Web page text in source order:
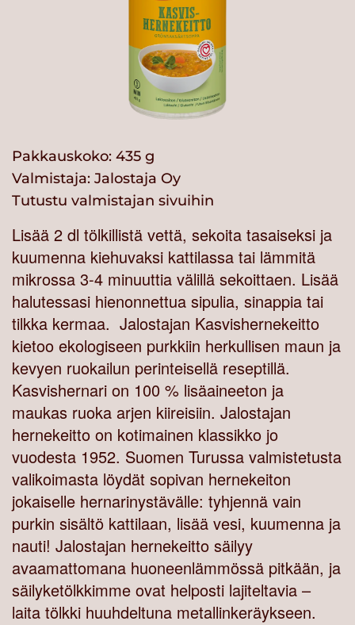
Pakkauskoko: 435 g
Valmistaja: Jalostaja Oy
Tutustu valmistajan sivuihin
Lisää 2 dl tölkillistä vettä, sekoita tasaiseksi ja
kuumenna kiehuvaksi kattilassa tai lämmitä
mikrossa 3-4 minuuttia välillä sekoittaen. Lisää
halutessasi hienonnettua sipulia, sinappia tai
tilkka kermaa. Jalostajan Kasvishernekeitto
kietoo ekologiseen purkkiin herkullisen maun ja
kevyen ruokailun perinteisellä reseptillä.
Kasvishernari on 100 % lisäaineeton ja
maukas ruoka arjen kiireisiin. Jalostajan
hernekeitto on kotimainen klassikko jo
vuodesta 1952. Suomen Turussa valmistetusta
valikoimasta löydät sopivan hernekeiton
jokaiselle hernarinystävälle: tyhjennä vain
purkin sisältö kattilaan, lisää vesi, kuumenna ja
nauti! Jalostajan hernekeitto säilyy
avaamattomana huoneenlämmössä pitkään, ja
säilyketölkkimme ovat helposti lajiteltavia –
laita tölkki huuhdeltuna metallinkeräykseen.